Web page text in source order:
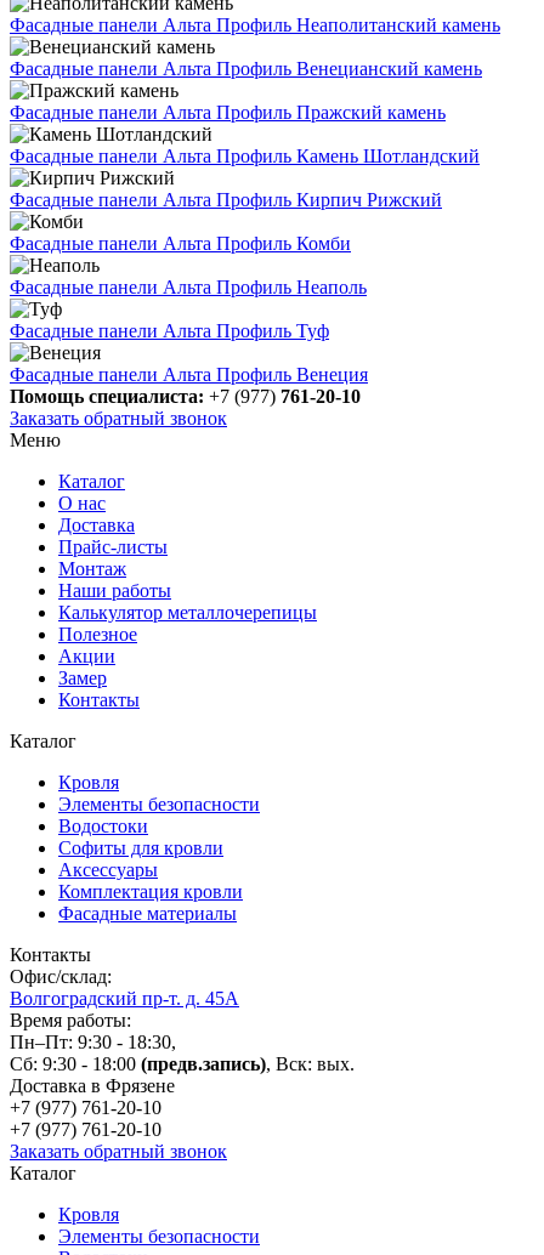
Фасадные панели Альта Профиль Неаполитанский камень
Фасадные панели Альта Профиль Венецианский камень
Фасадные панели Альта Профиль Пражский камень
Фасадные панели Альта Профиль Камень Шотландский
Фасадные панели Альта Профиль Кирпич Рижский
Фасадные панели Альта Профиль Комби
Фасадные панели Альта Профиль Неаполь
Фасадные панели Альта Профиль Туф
Фасадные панели Альта Профиль Венеция
Помощь специалиста: +7 (977) 761-20-10
Заказать обратный звонок
Меню
Каталог
О нас
Доставка
Прайс-листы
Монтаж
Наши работы
Калькулятор металлочерепицы
Полезное
Акции
Замер
Контакты
Каталог
Кровля
Элементы безопасности
Водостоки
Софиты для кровли
Аксессуары
Комплектация кровли
Фасадные материалы
Контакты
Офис/склад:
Волгоградский пр-т. д. 45А
Время работы:
Пн–Пт: 9:30 - 18:30,
Сб: 9:30 - 18:00 (предв.запись), Вск: вых.
Доставка в Фрязене
+7 (977) 761-20-10
+7 (977) 761-20-10
Заказать обратный звонок
Каталог
Кровля
Элементы безопасности